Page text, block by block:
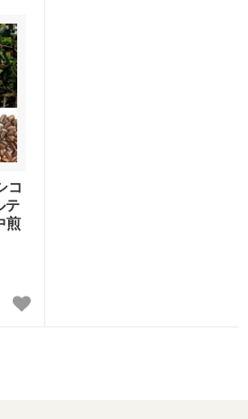
カフェインレス）
について
いて
ヒーのおいしさの理由
て
ーとは
コ
テ
煎